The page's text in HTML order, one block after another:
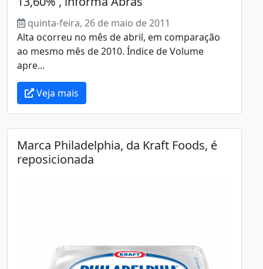
quinta-feira, 26 de maio de 2011
Alta ocorreu no mês de abril, em comparação
ao mesmo mês de 2010. Índice de Volume
apre...
Veja mais
Marca Philadelphia, da Kraft Foods, é
reposicionada